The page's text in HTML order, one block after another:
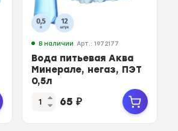
В наличии Арт.: 1972177
Вода питьевая Аква
Минерале, негаз, ПЭТ
0,5л
65₽